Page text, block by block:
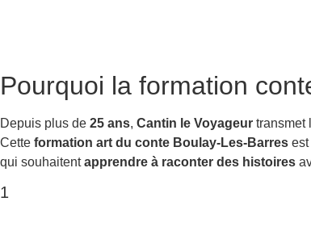
Pourquoi la formation
Depuis plus de 25 ans, Cantin le Voyageur transmet
Cette formation art du conte Boulay-Les-Barres
qui souhaitentapprendre à raconter des histoires
1